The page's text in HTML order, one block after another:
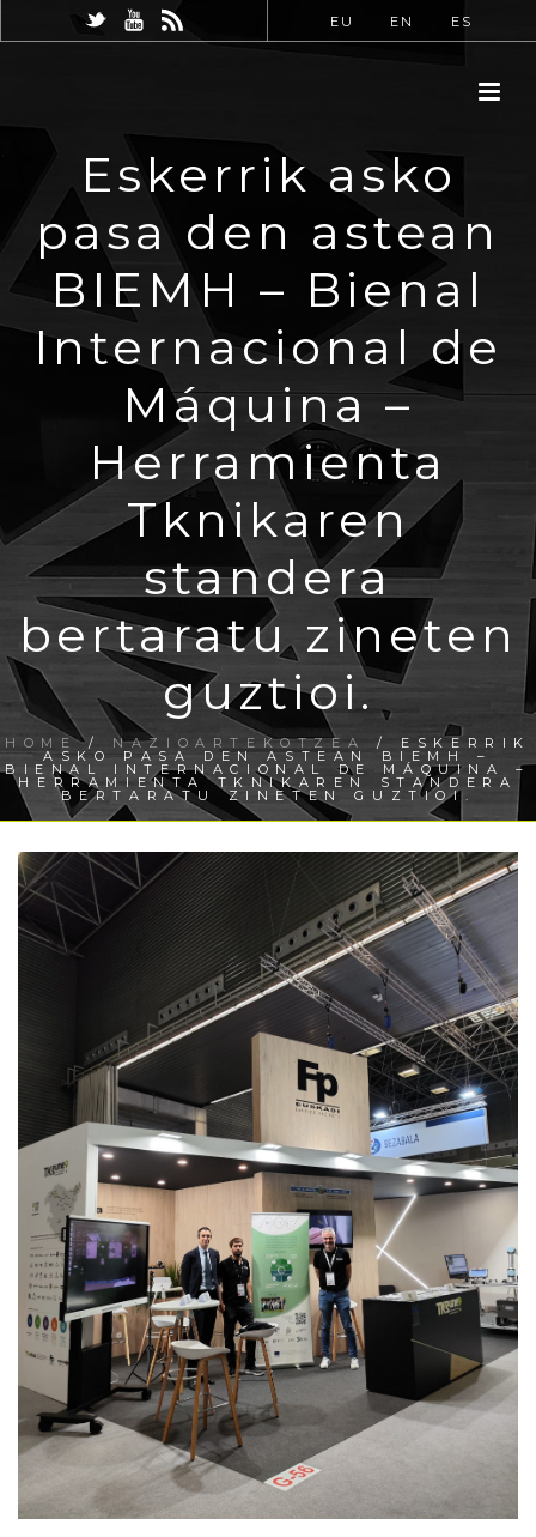
EU EN ES
Eskerrik asko
pasa den astean
BIEMH – Bienal
Internacional de
Máquina –
Herramienta
Tknikaren
standera
bertaratu zineten
guztioi.
HOME/ NAZIOARTEKOTZEA / ESKERRIK
ASKO PASA DEN ASTEAN BIEMH –
BIENAL INTERNACIONAL DE MÁQUINA –
HERRAMIENTA TKNIKAREN STANDERA
BERTARATU ZINETEN GUZTIOI.